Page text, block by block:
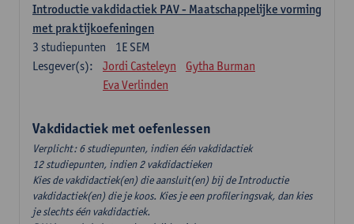
Introductie vakdidactiek PAV - Maatschappelijke vorming
met praktijkoefeningen
1E SEM
3 studiepunten
Lesgever(s):
Jordi Casteleyn
Gytha Burman
Eva Verlinden
Vakdidactiek met oefenlessen
Verplicht: 6 studiepunten, indien één vakdidactiek
12 studiepunten, indien 2 vakdidactieken
Kies de vakdidactiek(en) die aansluit(en) bij de Introductie
vakdidactiek(en) die je koos. Kies je een profileringsvak, dan kies
je slechts één vakdidactiek.